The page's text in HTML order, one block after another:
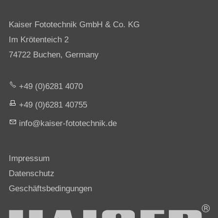
Kaiser Fototechnik GmbH & Co. KG
Im Krötenteich 2
74722 Buchen, Germany
+49 (0)6281 4070
+49 (0)6281 40755
nf
k s r-f t t chn k d
Impressum
Datenschutz
Geschäftsbedingungen